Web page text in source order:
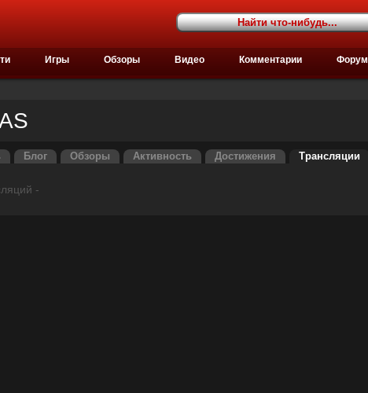
Игры Обзоры Видео Комментарии Форум
Блог Обзоры Активность Достижения Трансляции
-